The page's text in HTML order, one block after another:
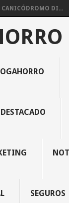
CANICÓDROMO DI...
DESTACADO
SEGUROS